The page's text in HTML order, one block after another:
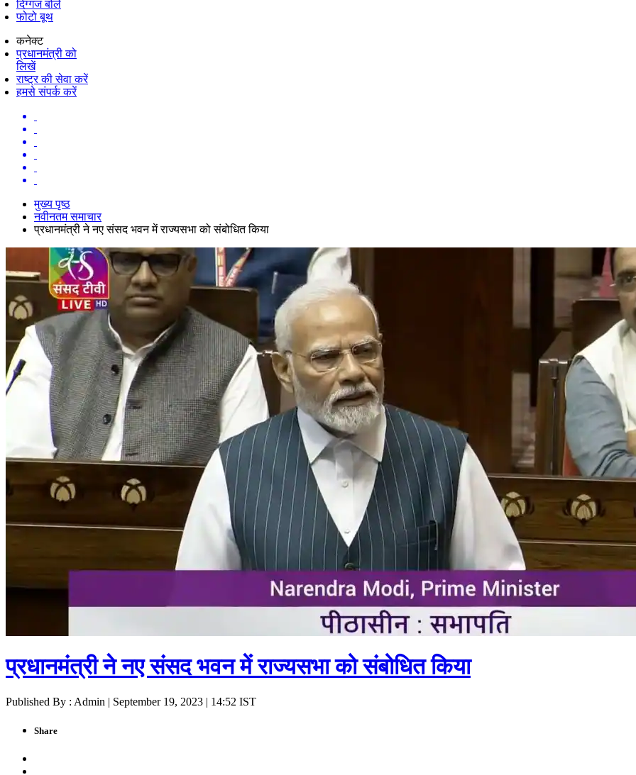
दिग्गज बोले
फोटो बूथ
कनेक्ट
प्रधानमंत्री को
लिखें
राष्ट्र की सेवा करें
हमसे संपर्क करें
मुख्य पृष्ठ
नवीनतम समाचार
प्रधानमंत्री ने नए संसद भवन में राज्यसभा को संबोधित किया
प्रधानमंत्री ने नए संसद भवन में राज्यसभा को संबोधित किया
Published By : Admin | September 19, 2023 | 14:52 IST
Share